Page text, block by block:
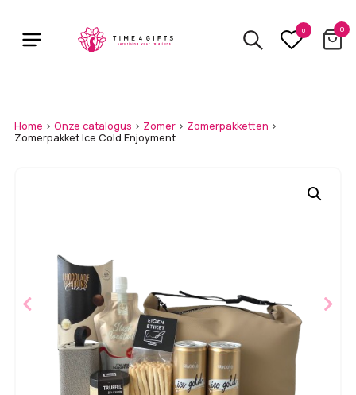
main
0 0
Home > Onze catalogus > Zomer > Zomerpakketten >
Zomerpakket Ice Cold Enjoyment